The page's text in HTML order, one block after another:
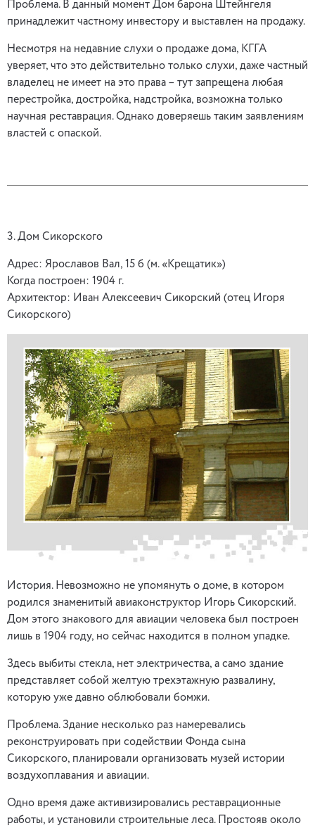
Проблема. В данный момент Дом барона Штейнгеля
принадлежит частному инвестору и выставлен на продажу.
Несмотря на недавние слухи о продаже дома, КГГА
уверяет, что это действительно только слухи, даже частный
владелец не имеет на это права – тут запрещена любая
перестройка, достройка, надстройка, возможна только
научная реставрация. Однако доверяешь таким заявлениям
властей с опаской.
3. Дом Сикорского
Адрес: Ярославов Вал, 15 б (м. «Крещатик»)
Когда построен: 1904 г.
Архитектор: Иван Алексеевич Сикорский (отец Игоря
Сикорского)
История. Невозможно не упомянуть о доме, в котором
родился знаменитый авиаконструктор Игорь Сикорский.
Дом этого знакового для авиации человека был построен
лишь в 1904 году, но сейчас находится в полном упадке.
Здесь выбиты стекла, нет электричества, а само здание
представляет собой желтую трехэтажную развалину,
которую уже давно облюбовали бомжи.
Проблема. Здание несколько раз намеревались
реконструировать при содействии Фонда сына
Сикорского, планировали организовать музей истории
воздухоплавания и авиации.
Одно время даже активизировались реставрационные
работы, и установили строительные леса. Простояв около